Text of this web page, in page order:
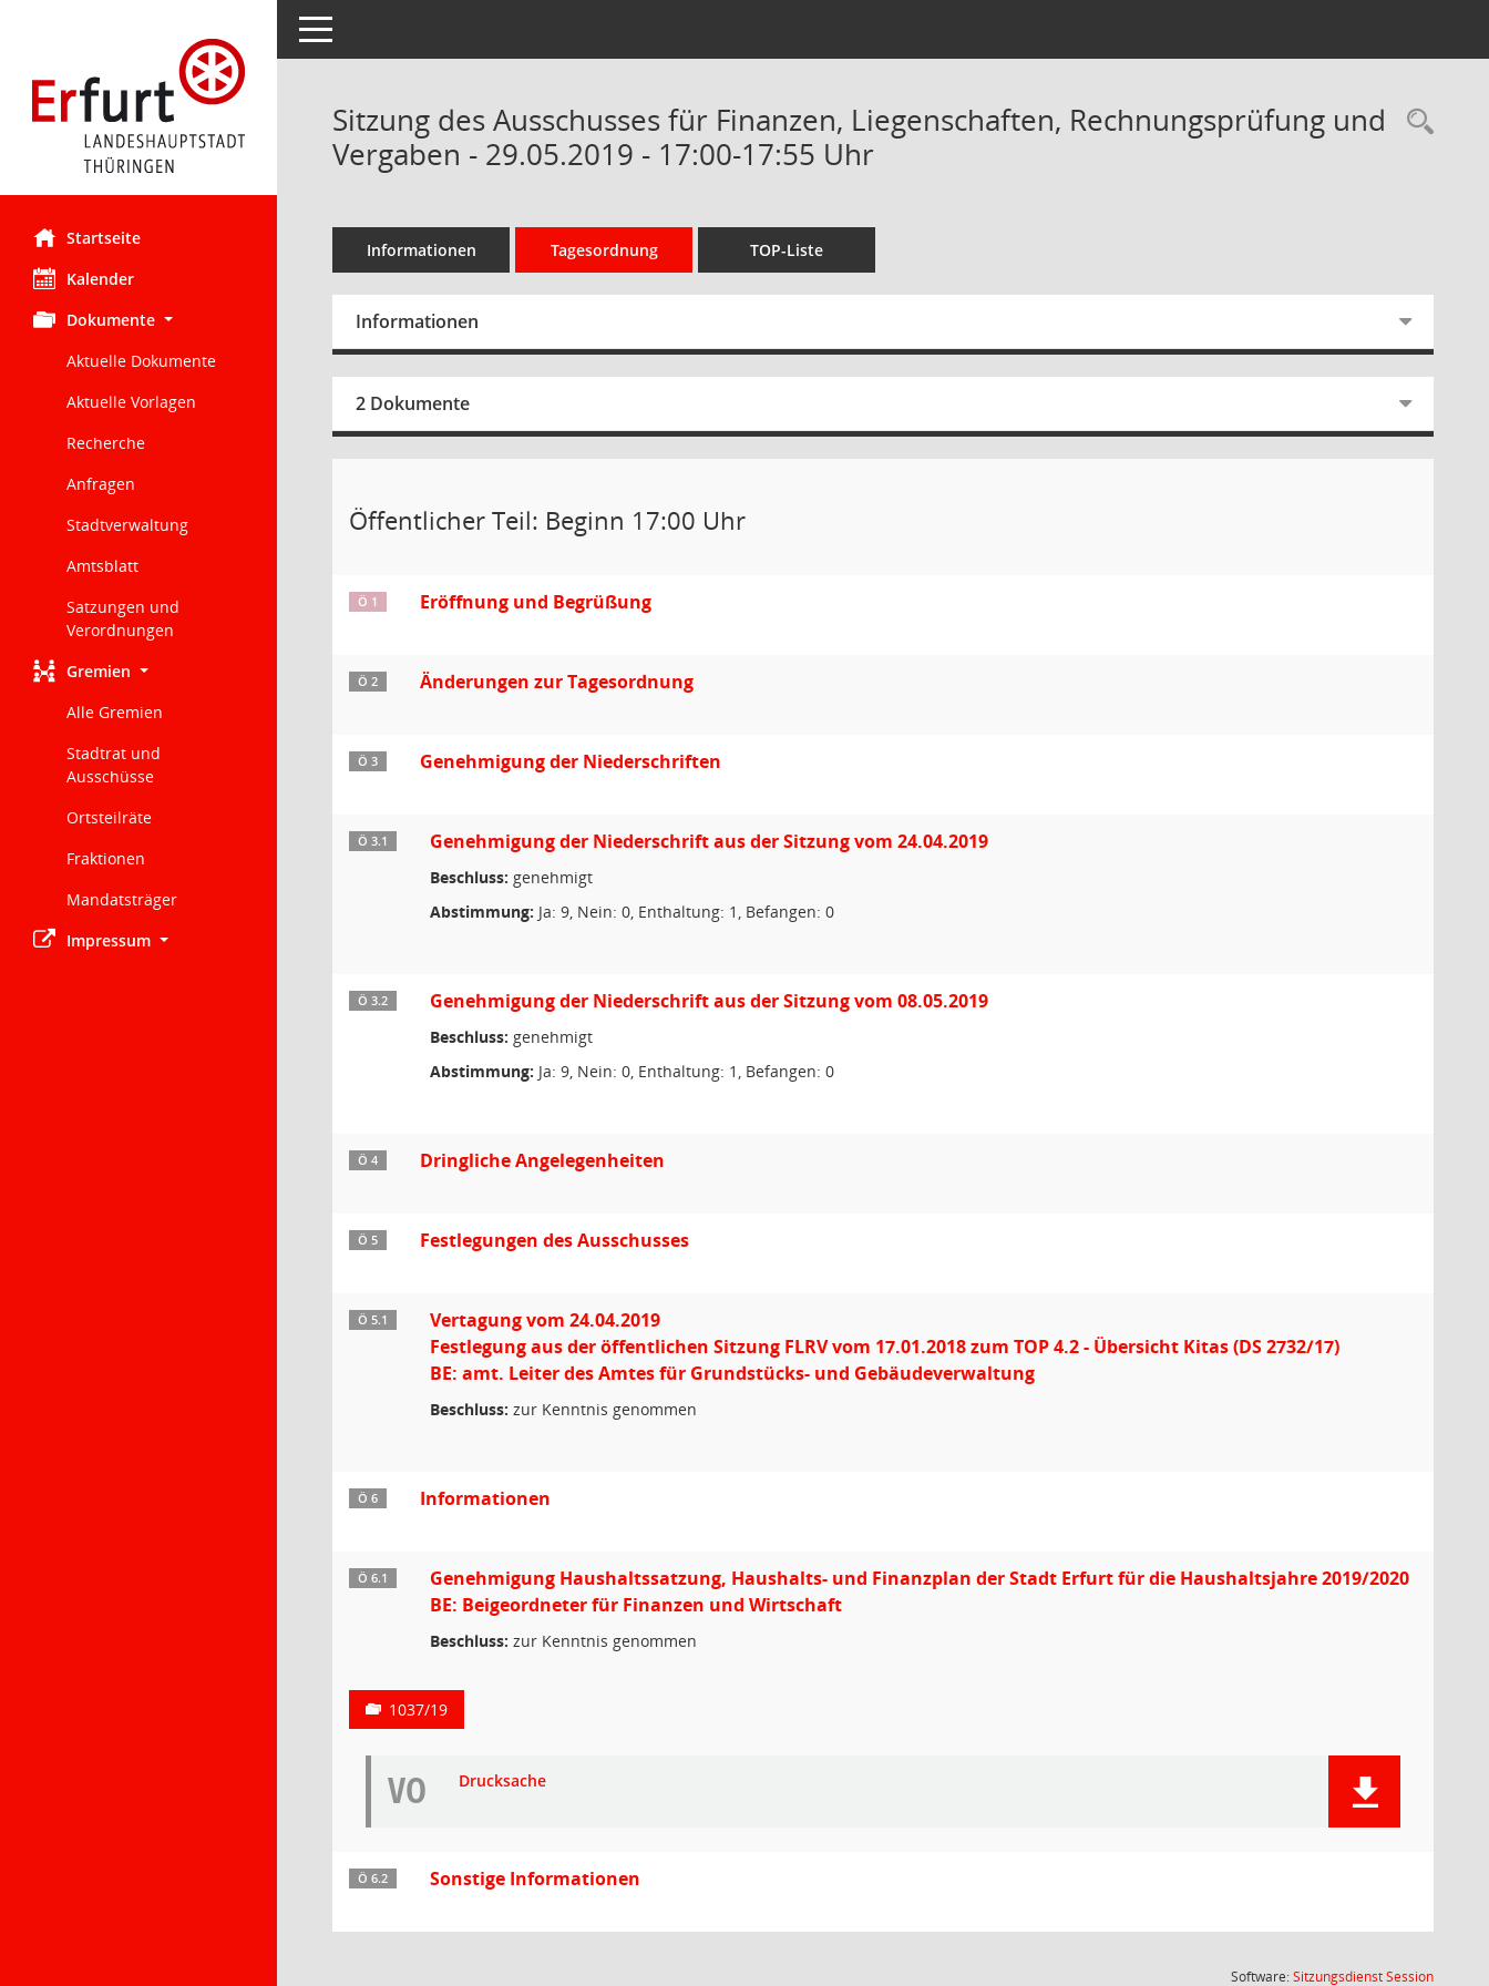
Startseite
Kalender
Dokumente
Aktuelle Dokumente
Aktuelle Vorlagen
Recherche
Anfragen
Stadtverwaltung
Amtsblatt
Satzungen und
Verordnungen
Gremien
Alle Gremien
Stadtrat und
Ausschüsse
Ortsteilräte
Fraktionen
Mandatsträger
Impressum
Toggle navigation
Sitzung des Ausschusses für Finanzen, Liegenschaften, Rechnungsprüfung und
Vergaben - 29.05.2019 - 17:00-17:55 Uhr
Informationen Tagesordnung TOP-Liste
Informationen
2 Dokumente
Öffentlicher Teil: Beginn 17:00 Uhr
Ö 1 Eröffnung und Begrüßung
Ö 2 Änderungen zur Tagesordnung
Ö 3 Genehmigung der Niederschriften
Ö 3.1 Genehmigung der Niederschrift aus der Sitzung vom 24.04.2019
Beschluss: genehmigt
Abstimmung: Ja: 9, Nein: 0, Enthaltung: 1, Befangen: 0
Ö 3.2 Genehmigung der Niederschrift aus der Sitzung vom 08.05.2019
Beschluss: genehmigt
Abstimmung: Ja: 9, Nein: 0, Enthaltung: 1, Befangen: 0
Ö 4 Dringliche Angelegenheiten
Ö 5 Festlegungen des Ausschusses
Ö 5.1
Vertagung vom 24.04.2019
Festlegung aus der öffentlichen Sitzung FLRV vom 17.01.2018 zum TOP 4.2 - Übersicht Kitas (DS 2732/17)
BE: amt. Leiter des Amtes für Grundstücks- und Gebäudeverwaltung
Beschluss: zur Kenntnis genommen
Ö 6 Informationen
Ö 6.1
Genehmigung Haushaltssatzung, Haushalts- und Finanzplan der Stadt Erfurt für die Haushaltsjahre 2019/2020
BE: Beigeordneter für Finanzen und Wirtschaft
Beschluss: zur Kenntnis genommen
1037/19
VO Drucksache
Ö 6.2 Sonstige Informationen
Software:SitzungsdienstSession(Wird in